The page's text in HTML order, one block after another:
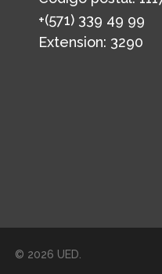
+(571) 339 49 99
Extension: 3290
© 2026 UED.